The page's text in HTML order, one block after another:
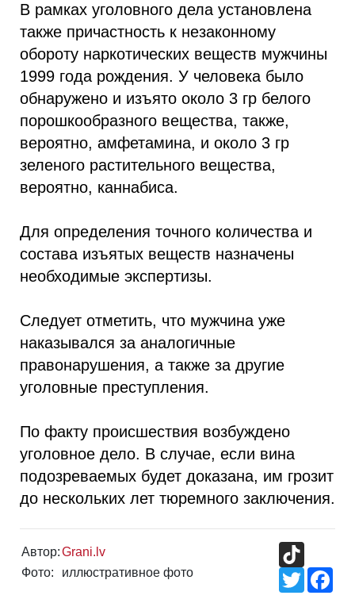
В рамках уголовного дела установлена
также причастность к незаконному
обороту наркотических веществ мужчины
1999 года рождения. У человека было
обнаружено и изъято около 3 гр белого
порошкообразного вещества, также,
вероятно, амфетамина, и около 3 гр
зеленого растительного вещества,
вероятно, каннабиса.
Для определения точного количества и
состава изъятых веществ назначены
необходимые экспертизы.
Следует отметить, что мужчина уже
наказывался за аналогичные
правонарушения, а также за другие
уголовные преступления.
По факту происшествия возбуждено
уголовное дело. В случае, если вина
подозреваемых будет доказана, им грозит
до нескольких лет тюремного заключения.
Автор:Grani.lv
Фото:
иллюстративное фото
Twitter